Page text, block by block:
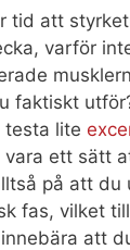
tid att
varför
faktiskt
testa lite
vara ett sätt
på att du
fas, vilket
att